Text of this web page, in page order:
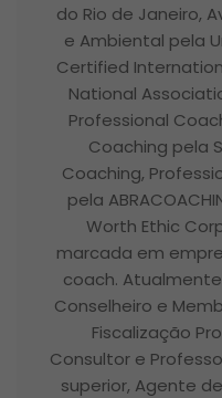
do Rio de Janeiro,
e Ambiental pela
Certified
National
Professional
Coaching pela
Coaching,
pela
Worth Ethic
marcada em
coach.
Conselheiro e
Fiscalização
Consultor e
superior, Agente